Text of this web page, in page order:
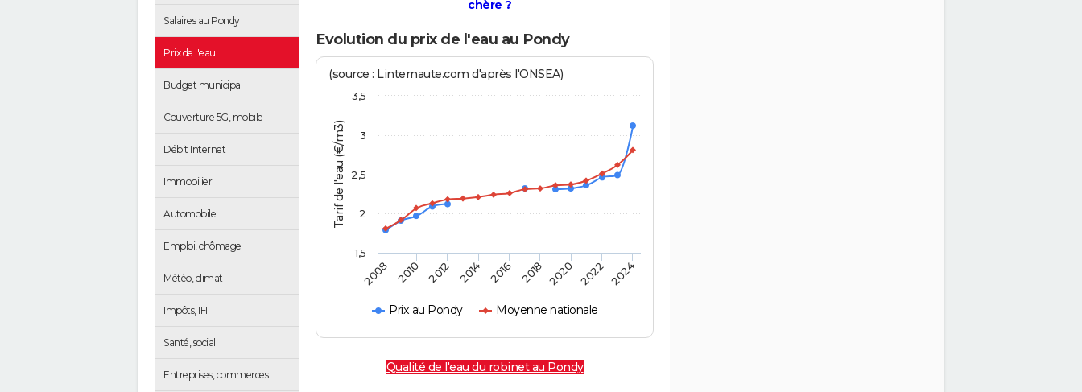
Salaires au Pondy
Prix de l'eau
Budget municipal
Couverture 5G, mobile
Débit Internet
Immobilier
Automobile
Emploi, chômage
Météo, climat
Impôts, IFI
Santé, social
Entreprises, commerces
chère ?
Evolution du prix de l'eau au Pondy
Tarif de l'eau (€/m3)
(source : Linternaute.com d'après l'ONSEA)
Prix au Pondy Moyenne nationale
2008 2010 2012 2014 2016 2018 2020 2022 2024
1,5
2
2,5
3
3,5
Qualité de l'eau du robinet au Pondy